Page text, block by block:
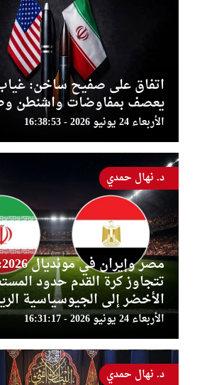
اتفاق على صفيح ساخن:
يعصف بمفاوضات واشنطن
الأربعاء 24 يونيو 2026 - 16:38:53
تتجاوز كرة القدم حدود
الأخضر إلى الجيوسياسية
الأربعاء 24 يونيو 2026 - 16:31:17
د. نهال حمدي
د. نهال حمدي